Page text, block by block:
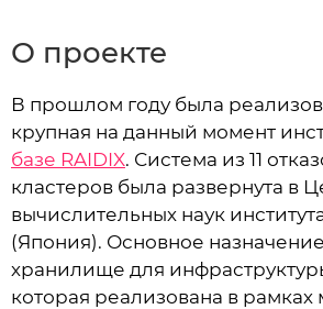
О проекте
В прошлом году была
крупная на данный момент
базе RAIDIX. Система из 11
кластеров была развернута в
вычислительных наук
(Япония). Основное
хранилище для
которая реализована в рамках